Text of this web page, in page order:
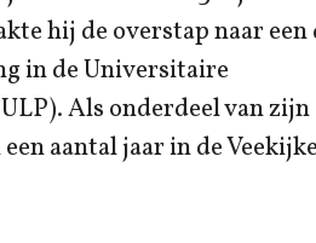
hij de overstap naar
in de Universitaire
Als onderdeel van
aantal jaar in de